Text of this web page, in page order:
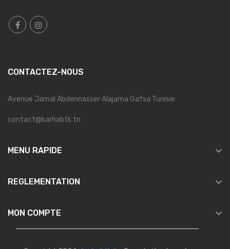
CONTACTEZ-NOUS
Avenue Jamal Abdennasser Alajama Gafsa Tunisie
contact@karhabtk.tn
MENU RAPIDE 
REGLEMENTATION 
MON COMPTE 